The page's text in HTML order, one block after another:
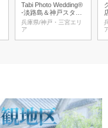
Tabi Photo Wedding®︎
-淡路島＆神戸スタジ
オ-
兵庫県/神戸・三宮エリ
ア